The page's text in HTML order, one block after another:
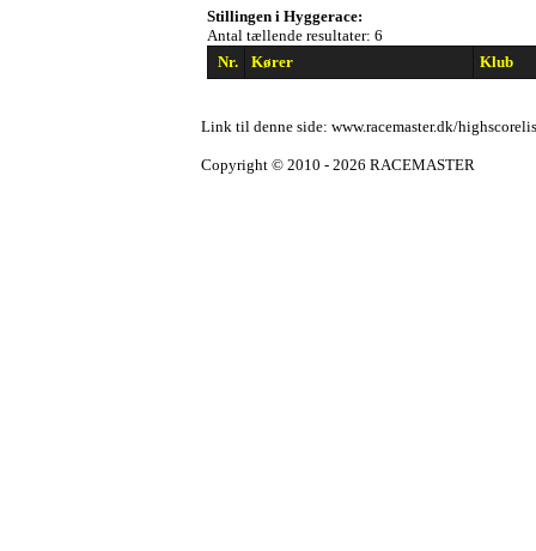
Stillingen i Hyggerace:
Antal tællende resultater: 6
Nr.
Kører Klub
Link til denne side: www.racemaster.dk/
Copyright © 2010 - 2026 RACEMASTER